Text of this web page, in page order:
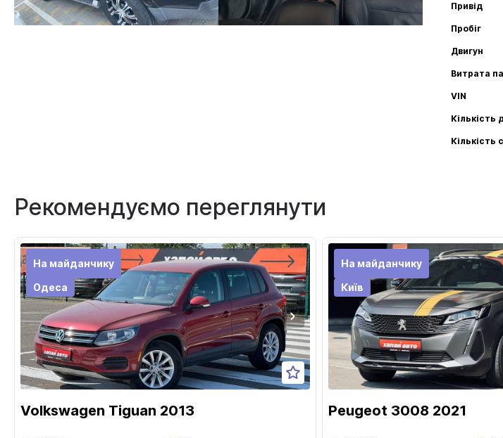
Привід
Пробіг
Двигун
Витрата
VIN
Кількість
Кількість
Рекомендуємо переглянути
На майданчику
Одеса
Volkswagen Tiguan 2013
На майданчику
Київ
Peugeot 3008 2021